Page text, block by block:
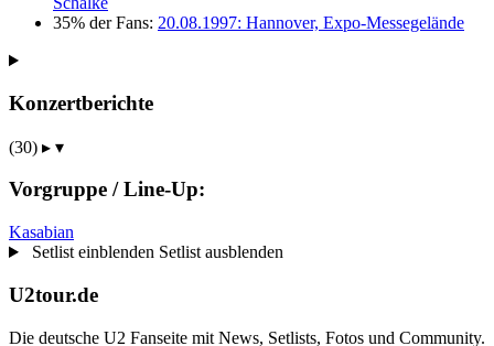
35% der Fans: 20.08.1997: Hannover, Expo-Messegelände
Konzertberichte
(30) ▸ ▾
Vorgruppe / Line-Up:
Kasabian
Setlist einblenden Setlist ausblenden
U2tour.de
Die deutsche U2 Fanseite mit News, Setlists, Fotos und Community.